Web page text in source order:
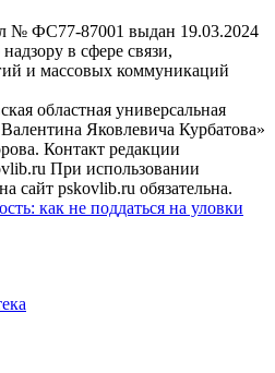
№ ФС77-87001 выдан 19.03.2024
в сфере связи,
и массовых коммуникаций
областная универсальная
Яковлевича Курбатова»
Контакт редакции
При использовании
сайт pskovlib.ru обязательна.
как не поддаться на уловки